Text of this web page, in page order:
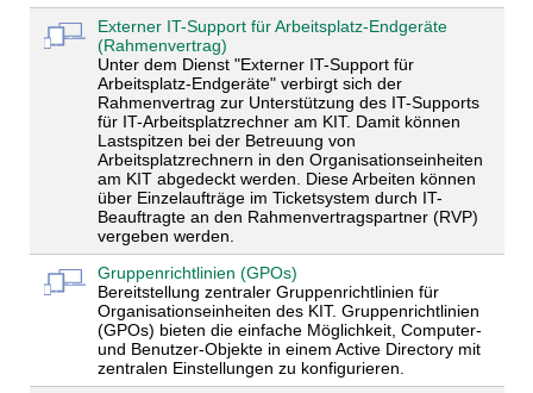
Externer IT-Support für Arbeitsplatz-Endgeräte
(Rahmenvertrag)
Unter dem Dienst "Externer IT-Support für
Arbeitsplatz-Endgeräte" verbirgt sich der
Rahmenvertrag zur Unterstützung des IT-Supports
für IT-Arbeitsplatzrechner am KIT. Damit können
Lastspitzen bei der Betreuung von
Arbeitsplatzrechnern in den Organisationseinheiten
am KIT abgedeckt werden. Diese Arbeiten können
über Einzelaufträge im Ticketsystem durch IT-
Beauftragte an den Rahmenvertragspartner (RVP)
vergeben werden.
Gruppenrichtlinien (GPOs)
Bereitstellung zentraler Gruppenrichtlinien für
Organisationseinheiten des KIT. Gruppenrichtlinien
(GPOs) bieten die einfache Möglichkeit, Computer-
und Benutzer-Objekte in einem Active Directory mit
zentralen Einstellungen zu konfigurieren.